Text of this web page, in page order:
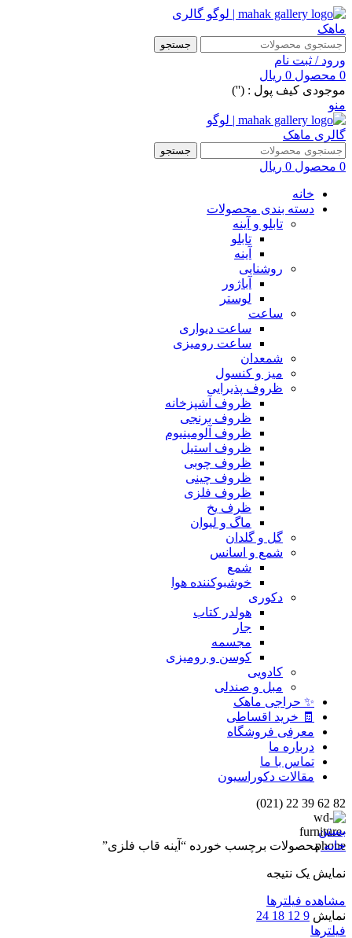
جستجو
ورود / ثبت نام
0 محصول 0 ریال
موجودی کیف پول : ('')
منو
جستجو
0 محصول 0 ریال
خانه
دسته بندی محصولات
تابلو و آینه
تابلو
آینه
روشنایی
آباژور
لوستر
ساعت
ساعت دیواری
ساعت رومیزی
شمعدان
میز و کنسول
ظروف پذیرایی
ظروف آشپزخانه
ظروف برنجی
ظروف آلومینیوم
ظروف استیل
ظروف چوبی
ظروف چینی
ظروف فلزی
ظرف یخ
ماگ و لیوان
گل و گلدان
شمع و اسانس
شمع
خوشبوکننده هوا
دکوری
هولدر کتاب
جار
مجسمه
کوسن و رومیزی
کادویی
مبل و صندلی
✨ حراجی ماهک
🧾 خرید اقساطی
معرفی فروشگاه
درباره ما
تماس با ما
مقالات دکوراسیون
82 62 39 22 (021)
بستن
خانهمحصولات برچسب خورده “آینه قاب فلزی”
نمایش یک نتیجه
مشاهده فیلترها
نمایش 9
12
18
24
فیلترها